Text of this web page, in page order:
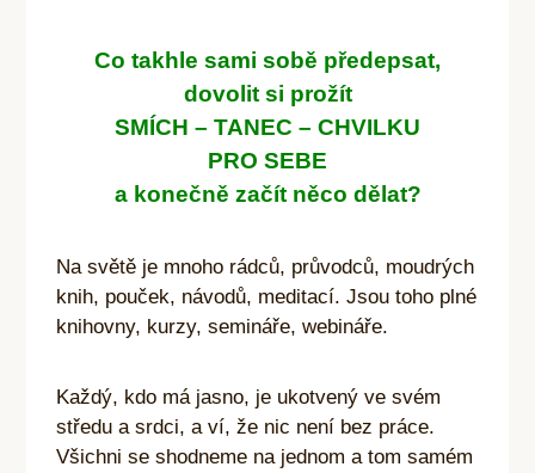
Co takhle sami sobě předepsat,
dovolit si prožít
SMÍCH – TANEC – CHVILKU
PRO SEBE
a konečně začít něco dělat?
Na světě je mnoho rádců, průvodců, moudrých
knih, pouček, návodů, meditací. Jsou toho plné
knihovny, kurzy, semináře, webináře.
Každý, kdo má jasno, je ukotvený ve svém
středu a srdci, a ví,že nic není bez práce.
Všichni se shodneme na jednom a tom samém